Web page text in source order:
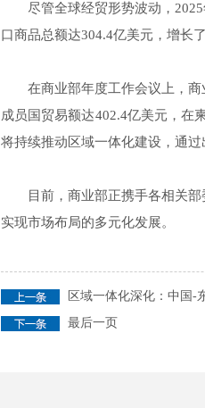
尽管全球经贸形势波动，
口商品总额达304.4亿美元，增长了
在商业部年度工作会议上，
成员国贸易额达402.4亿美元，在
将持续推动区域一体化建设，通
目前，商业部正携手各相关
实现市场布局的多元化发展。
区域一体化深化：中国-
最后一页